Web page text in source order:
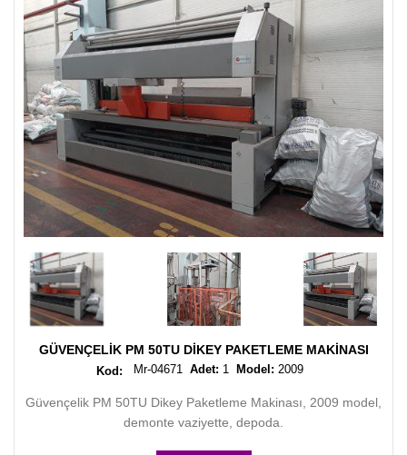
GÜVENÇELIK PM 50TU DIKEY PAKETLEME MAKINASI
Adet: 1 Model: 2009
Mr-04671
Güvençelik PM 50TU Dikey Paketleme Makinası, 2009 model,
demonte vaziyette, depoda.